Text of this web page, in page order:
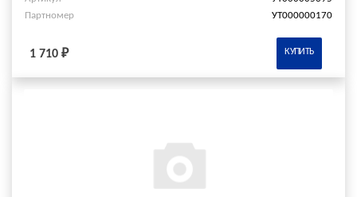
Партномер
УТ000000170
1 710 ₽ КУПИТЬ